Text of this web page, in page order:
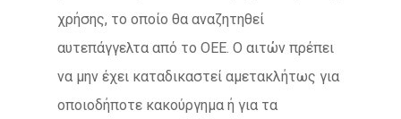
χρήσης, το οποίο θα αναζητηθεί
αυτεπάγγελτα από το ΟΕΕ. Ο αιτών πρέπει
να μην έχει καταδικαστεί αμετακλήτως για
οποιοδήποτε κακούργημα ή για τα